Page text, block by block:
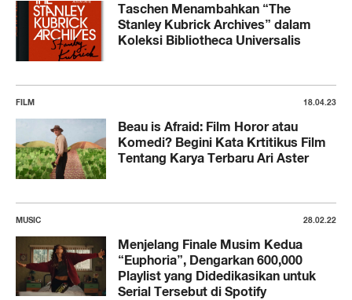
Taschen Menambahkan “The
Stanley Kubrick Archives” dalam
Koleksi Bibliotheca Universalis
FILM 18.04.23
Beau is Afraid: Film Horor atau
Komedi? Begini Kata Krtitikus Film
Tentang Karya Terbaru Ari Aster
MUSIC 28.02.22
Menjelang Finale Musim Kedua
“Euphoria”, Dengarkan 600,000
Playlist yang Didedikasikan untuk
Serial Tersebut di Spotify